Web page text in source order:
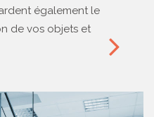
également le
de vos objets et